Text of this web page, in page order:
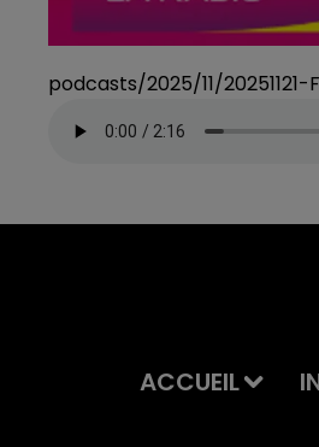
podcasts/2025/11/20251121-
ACCUEIL